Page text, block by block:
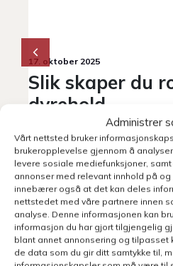
Administrer
Vårt nettsted bruker
brukeropplevelse gjennom å
levere sosiale mediefunksjoner,
annonser med relevant innhold på
innebærer også at det kan deles
nettstedet med våre partnere innen
analyse. Denne informasjonen kan
informasjon du har gjort tilgjengelig
blant annet annonsering og tilpasset
de data som du gir ditt samtykke til,
17. oktober 2025
Slik skaper du
dyrehold
HEIM: Knut Johan
å tenke nytt når det
Med ett ti år gammelt
han utvidet gården med et
levert av Fjøssystemer
fleksibilitet og artstilpasset